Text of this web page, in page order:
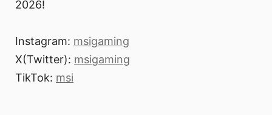
2026!
Instagram: msigaming
X(Twitter): msigaming
TikTok: msi